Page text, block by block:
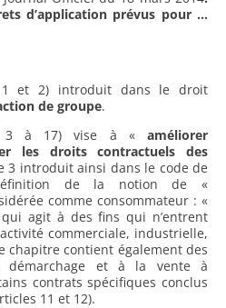
d’application prévus pour …
1 et 2) introduit dans le droit
de groupe.
3 à 17) vise à «améliorer
les droits contractuels des
3 introduit ainsi dans le code de
de la notion de «
comme consommateur : «
agit à des fins qui n’entrent
commerciale, industrielle,
chapitre contient également des
démarchage et à la vente à
contrats spécifiques conclus
11 et 12).